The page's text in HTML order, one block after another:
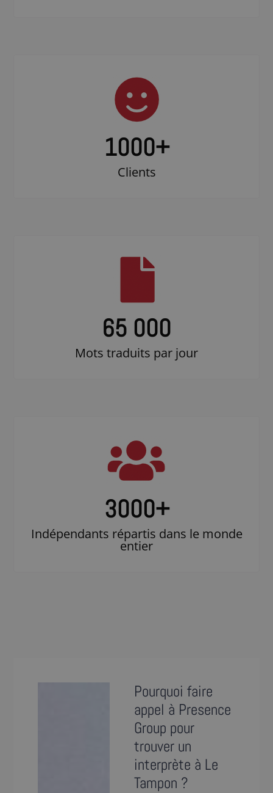
1000+
Clients
65 000
Mots traduits par jour
3000+
Indépendants répartis dans le monde
entier
Pourquoi faire
appel à Presence
Group pour
trouver un
interprète à Le
Tampon ?